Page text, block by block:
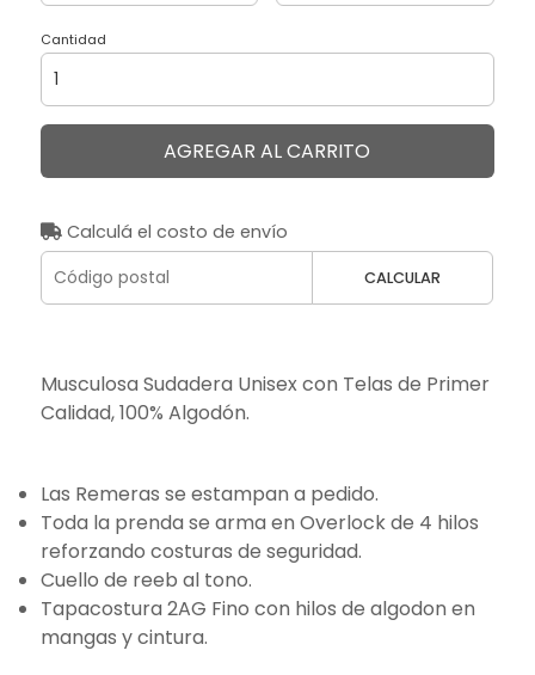
Cantidad
AGREGAR AL CARRITO
Calculá el costo de envío
CALCULAR
Musculosa Sudadera Unisex con Telas de Primer
Calidad, 100% Algodón.
Las Remeras se estampan a pedido.
Toda la prenda se arma en Overlock de 4 hilos
reforzando costuras de seguridad.
Cuello de reeb al tono.
Tapacostura 2AG Fino con hilos de algodon en
mangas y cintura.